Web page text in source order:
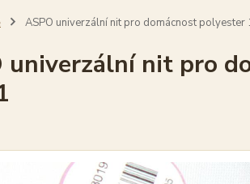
ASPO univerzální nit pro domácnost
univerzální nit pro